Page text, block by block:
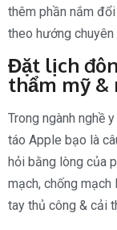
thêm phần nắm
theo hướng chuyên
Đặt lịch
thẩm mỹ &
Trong ngành nghề
táo Apple bạo là
hỏi bằng lòng của
mạch, chống
tay thủ công & cải